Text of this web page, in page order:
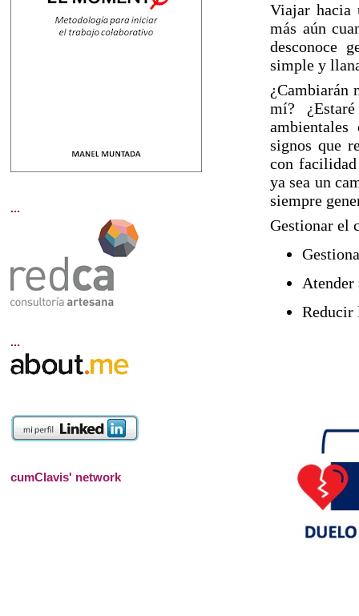
Viajar hacia
más aún
desconoce
simple y
¿Cambiarán
mí?
signos que
con
ya sea un
siempre
Gestionar el
Reducir
...
...
cumClavis' network